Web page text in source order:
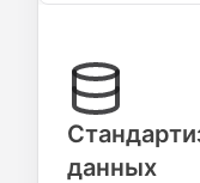
данных